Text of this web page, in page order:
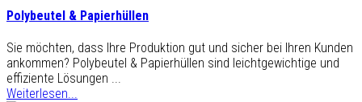
Polybeutel & Papierhüllen
Sie möchten, dass Ihre Produktion gut und sicher bei Ihren Kunden
ankommen? Polybeutel & Papierhüllen sind leichtgewichtige und
effiziente Lösungen ...
Weiterlesen...